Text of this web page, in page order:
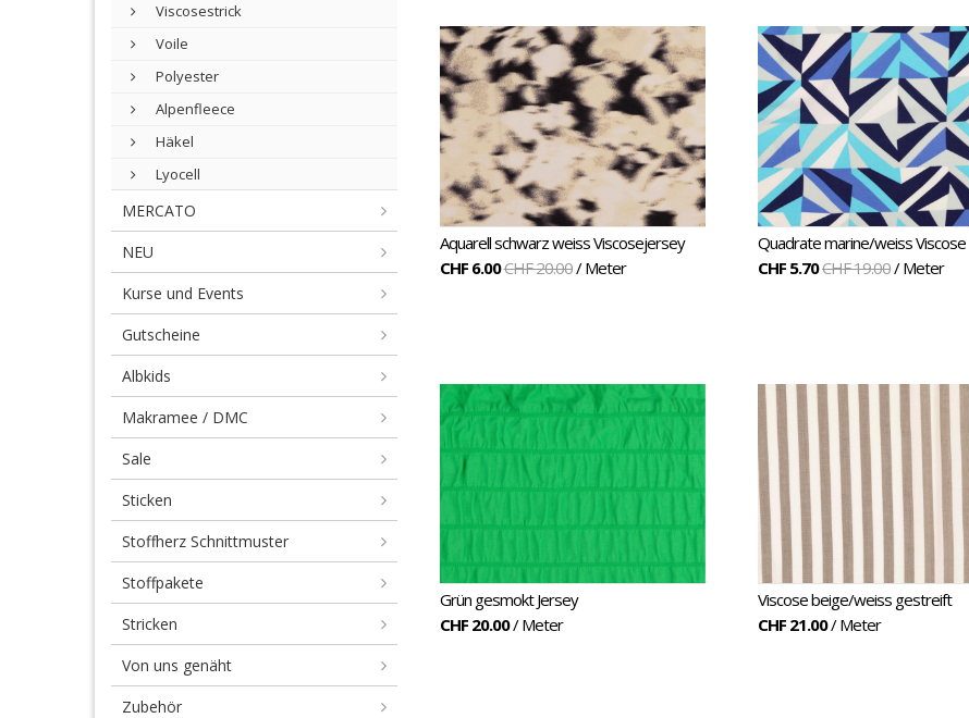
Viscosestrick
Voile
Polyester
Alpenfleece
Häkel
Lyocell
MERCATO
NEU
Kurse und Events
Gutscheine
Albkids
Makramee / DMC
Sale
Sticken
Stoffherz Schnittmuster
Stoffpakete
Stricken
Von uns genäht
Zubehör
Aquarell schwarz weiss Viscosejersey
CHF 6.00CHF 20.00/ Meter
Quadrate marine/weiss Viscose
CHF 5.70CHF 19.00/ Meter
Grün gesmokt Jersey
CHF 20.00/ Meter
Viscose beige/weiss gestreift
CHF 21.00/ Meter